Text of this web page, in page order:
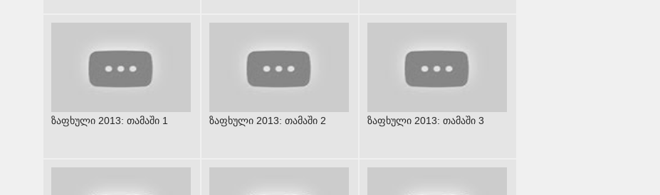
ზაფხული 2013: თამაში 1 ზაფხული 2013: თამაში 2 ზაფხული 2013: თამაში 3